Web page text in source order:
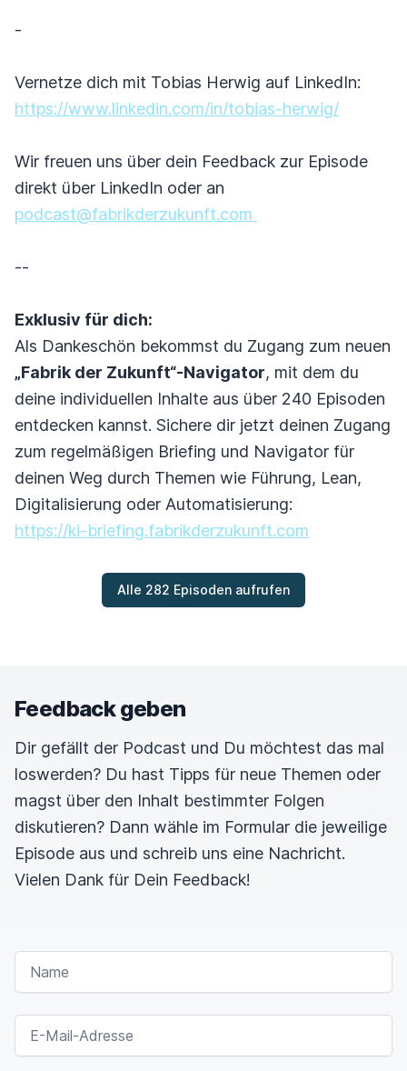
-
Vernetze dich mit Tobias Herwig auf LinkedIn:
https://www.linkedin.com/in/tobias-herwig/
Wir freuen uns über dein Feedback zur Episode
direkt über LinkedIn oder an
podcast@fabrikderzukunft.com
--
Exklusiv für dich:
Als Dankeschön bekommst du Zugang zum neuen
„Fabrik der Zukunft“-Navigator, mit dem du
deine individuellen Inhalte aus über 240 Episoden
entdecken kannst. Sichere dir jetzt deinen Zugang
zum regelmäßigen Briefing und Navigator für
deinen Weg durch Themen wie Führung, Lean,
Digitalisierung oder Automatisierung:
https://ki-briefing.fabrikderzukunft.com
Alle 282 Episoden aufrufen
Feedback geben
Dir gefällt der Podcast und Du möchtest das mal
loswerden? Du hast Tipps für neue Themen oder
magst über den Inhalt bestimmter Folgen
diskutieren? Dann wähle im Formular die jeweilige
Episode aus und schreib uns eine Nachricht.
Vielen Dank für Dein Feedback!
NAME
E-MAIL-ADRESSE